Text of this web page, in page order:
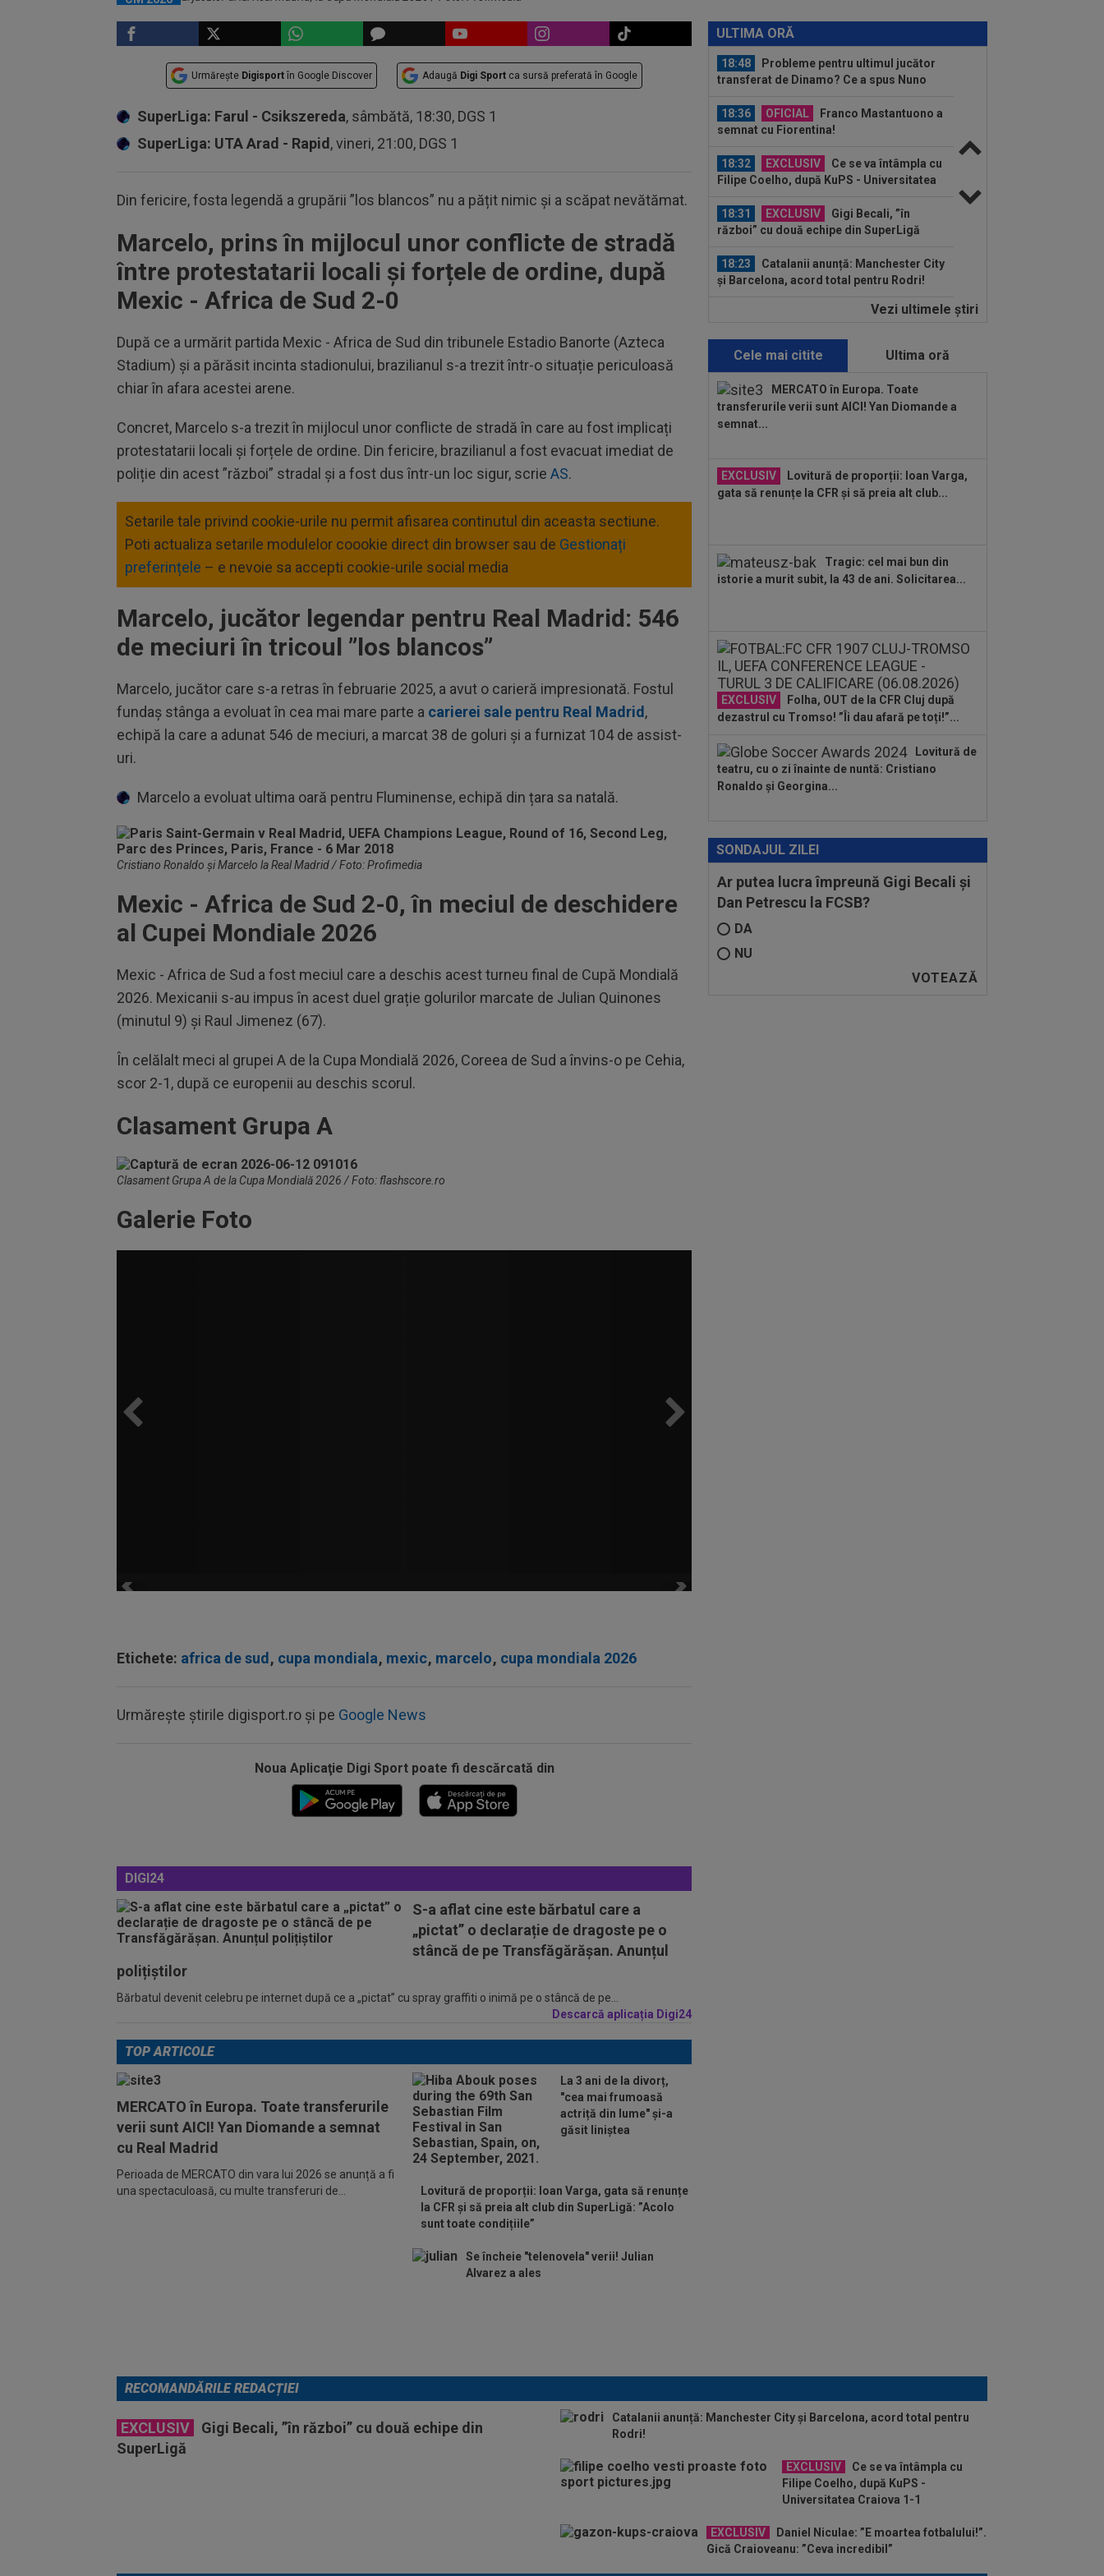
Urmărește Digisport în Google Discover Adaugă Digi Sport ca sursă preferată în Google
SuperLiga: Farul - Csikszereda, sâmbătă, 18:30, DGS 1
SuperLiga: UTA Arad - Rapid , vineri, 21:00, DGS 1
Din fericire, fosta legendă a grupării ”los blancos” nu a pățit nimic și a scăpat nevătămat.
Marcelo, prins în mijlocul unor conflicte de stradă
între protestatarii locali și forțele de ordine, după
Mexic - Africa de Sud 2-0
După ce a urmărit partida Mexic - Africa de Sud din tribunele Estadio Banorte (Azteca
Stadium) și a părăsit incinta stadionului, brazilianul s-a trezit într-o situație periculoasă
chiar în afara acestei arene.
Concret, Marcelo s-a trezit în mijlocul unor conflicte de stradă în care au fost implicați
protestatarii locali și forțele de ordine. Din fericire, brazilianul a fost evacuat imediat de
poliție din acest ”război” stradal și a fost dus într-un loc sigur, scrie AS.
Setarile tale privind cookie-urile nu permit afisarea continutul din aceasta sectiune.
Poti actualiza setarile modulelor coookie direct din browser sau de Gestionați
preferințele – e nevoie sa accepti cookie-urile social media
Marcelo, jucător legendar pentru Real Madrid: 546
de meciuri în tricoul ”los blancos”
Marcelo, jucător care s-a retras în februarie 2025, a avut o carieră impresionată. Fostul
fundaș stânga a evoluat în cea mai mare parte a carierei sale pentru Real Madrid ,
echipă la care a adunat 546 de meciuri, a marcat 38 de goluri și a furnizat 104 de assist-
uri.
Marcelo a evoluat ultima oară pentru Fluminense, echipă din țara sa natală.
Cristiano Ronaldo și Marcelo la Real Madrid / Foto: Profimedia
Mexic - Africa de Sud 2-0, în meciul de deschidere
al Cupei Mondiale 2026
Mexic - Africa de Sud a fost meciul care a deschis acest turneu final de Cupă Mondială
2026. Mexicanii s-au impus în acest duel grație golurilor marcate de Julian Quinones
(minutul 9) și Raul Jimenez (67).
În celălalt meci al grupei A de la Cupa Mondială 2026, Coreea de Sud a învins-o pe Cehia,
scor 2-1, după ce europenii au deschis scorul.
Clasament Grupa A
Clasament Grupa A de la Cupa Mondială 2026 / Foto: flashscore.ro
Galerie Foto
Etichete: africa de sud, cupa mondiala, mexic, marcelo, cupa mondiala 2026
Urmărește știrile digisport.ro și pe Google News
Noua Aplicaţie Digi Sport poate fi descărcată din
DIGI24
S-a aflat cine este bărbatul care a
„pictat” o declarație de dragoste pe o
stâncă de pe Transfăgărășan. Anunțul
polițiștilor
Bărbatul devenit celebru pe internet după ce a „pictat” cu spray graffiti o inimă pe o stâncă de pe...
Descarcă aplicația Digi24
ULTIMA ORĂ
VIDEO, sâmbătă, 21:30, la DGS 1. Egalitate
de puncte...
18:48
Probleme pentru ultimul jucător
transferat de Dinamo? Ce a spus Nuno
18:36
OFICIAL
Franco Mastantuono a
semnat cu Fiorentina!
18:32 EXCLUSIV
Ce se va întâmpla cu
Filipe Coelho, după KuPS - Universitatea
18:31
EXCLUSIV
Gigi Becali, ”în
război” cu două echipe din SuperLigă
18:23
Catalanii anunță: Manchester City
și Barcelona, acord total pentru Rodri!
(P) O nouă etapă a gazdelor?
17:59
A început "showul" la Real Madrid:
Mourinho, enervat la culme de
Florentino...
17:59
Cristi Chivu a ”dat alarma”! Mesaj
ferm pentru conducerea de la Inter,
Slobozia - Gloria Bistrița 0-0, ACUM, DGS
1. Programul complet al etapei...
18:48
Probleme pentru ultimul jucător
transferat de Dinamo? Ce a spus Nuno
18:32 EXCLUSIV
Ce se va întâmpla cu
Filipe Coelho, după KuPS - Universitatea
Craiova 1-1
Vezi ultimele ştiri
Cele mai citite Ultima oră
MERCATO în Europa. Toate
transferurile verii sunt AICI! Yan Diomande a
semnat...
EXCLUSIV
Lovitură de proporții: Ioan Varga,
gata să renunțe la CFR și să preia alt club...
Tragic: cel mai bun din
istorie a murit subit, la 43 de ani. Solicitarea...
EXCLUSIV
Folha, OUT de la CFR Cluj după
dezastrul cu Tromso! ”Îi dau afară pe toți!”...
Lovitură de
teatru, cu o zi înainte de nuntă: Cristiano
Ronaldo și Georgina...
SONDAJUL ZILEI
Ar putea lucra împreună Gigi Becali și
Dan Petrescu la FCSB?
DA
NU
TOP ARTICOLE
MERCATO în Europa. Toate transferurile
verii sunt AICI! Yan Diomande a semnat
cu Real Madrid
Perioada de MERCATO din vara lui 2026 se anunță a fi
una spectaculoasă, cu multe transferuri de...
La 3 ani de la divorț,
"cea mai frumoasă
actriță din lume" și-a
găsit liniștea
Lovitură de proporții: Ioan Varga, gata să renunțe
la CFR și să preia alt club din SuperLigă: ”Acolo
sunt toate condițiile”
Se încheie "telenovela" verii! Julian
Alvarez a ales
RECOMANDĂRILE REDACȚIEI
EXCLUSIV
Gigi Becali, ”în război” cu două echipe din
SuperLigă
Catalanii anunță: Manchester City și Barcelona, acord total pentru
Rodri!
EXCLUSIV
Ce se va întâmpla cu
Filipe Coelho, după KuPS -
Universitatea Craiova 1-1
EXCLUSIV
Daniel Niculae: ”E moartea fotbalului!”.
Gică Craioveanu: ”Ceva incredibil”